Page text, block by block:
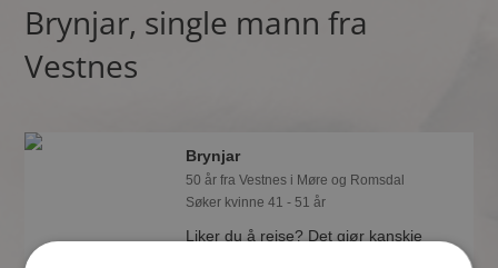
Brynjar, single mann fra
Vestnes
Brynjar
50 år fra Vestnes i Møre og Romsdal
Søker kvinne 41 - 51 år
Liker du å reise? Det gjør kanskje